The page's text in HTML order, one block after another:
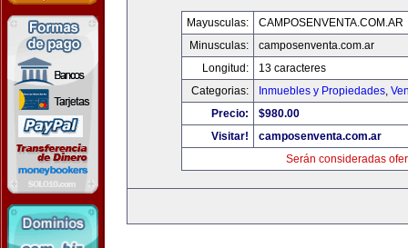
Mayusculas:
CAMPOSENVENTA.COM.AR
Minusculas:
camposenventa.com.ar
Longitud:
13 caracteres
Categorias:
Inmuebles y Propiedades,
Precio:
$980.00
Visitar!
camposenventa.com.ar
Serán consideradas